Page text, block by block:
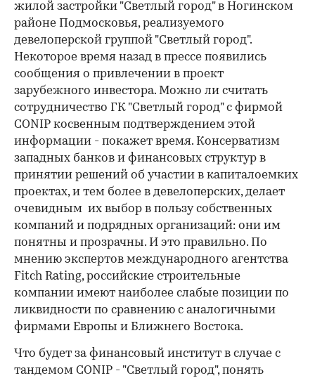
жилой застройки "Светлый город" в Ногинском
районе Подмосковья, реализуемого
девелоперской группой "Светлый город".
Некоторое время назад в прессе появились
сообщения о привлечении в проект
зарубежного инвестора. Можно ли считать
сотрудничество ГК "Светлый город" с фирмой
СONIP косвенным подтверждением этой
информации - покажет время. Консерватизм
западных банков и финансовых структур в
принятии решений об участии в капиталоемких
проектах, и тем более в девелоперских, делает
очевидным их выбор в пользу собственных
компаний и подрядных организаций: они им
понятны и прозрачны. И это правильно. По
мнению экспертов международного агентства
Fitch Rating, российские строительные
компании имеют наиболее слабые позиции по
ликвидности по сравнению с аналогичными
фирмами Европы и Ближнего Востока.
Что будет за финансовый институт в случае с
тандемом CONIP - "Светлый город", понять